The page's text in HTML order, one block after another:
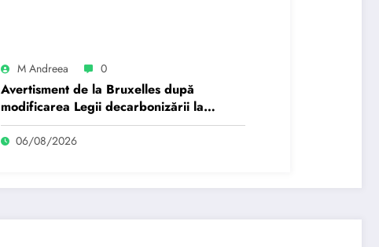
M Andreea 0
Avertisment de la Bruxelles după
modificarea Legii decarbonizării la
București: Orice regres…
06/08/2026